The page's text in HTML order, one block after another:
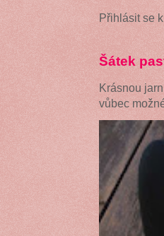
Přihlásit se
Šátek
Krásnou
vůbec